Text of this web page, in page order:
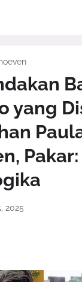
yang
Pakar:
2025